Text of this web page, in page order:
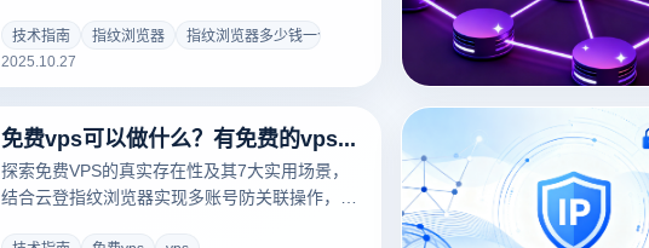
决多账号关联难题，提升300%运营效率。
技术指南 指纹浏览器
指纹浏览器多少钱一个月
2025.10.27
免费vps可以做什么？有免费的vps吗？
探索免费VPS的真实存在性及其7大实用场景，
结合云登指纹浏览器实现多账号防关联操作，助